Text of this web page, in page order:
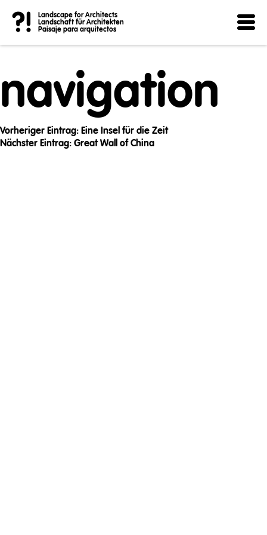
?!
Landscape for Architects
Landschaft für Architekten
Paisaje para arquitectos
Post
navigation
Vorheriger Eintrag: Eine Insel für die Zeit
Nächster Eintrag: Great Wall of China